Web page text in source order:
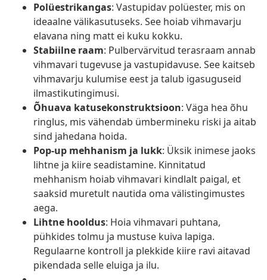
Polüestrikangas: Vastupidav polüester, mis on
ideaalne välikasutuseks. See hoiab vihmavarju
elavana ning matt ei kuku kokku.
Stabiilne raam: Pulbervärvitud terasraam annab
vihmavari tugevuse ja vastupidavuse. See kaitseb
vihmavarju kulumise eest ja talub igasuguseid
ilmastikutingimusi.
Õhuava katusekonstruktsioon: Väga hea õhu
ringlus, mis vähendab ümbermineku riski ja aitab
sind jahedana hoida.
Pop-up mehhanism ja lukk: Üksik inimese jaoks
lihtne ja kiire seadistamine. Kinnitatud
mehhanism hoiab vihmavari kindlalt paigal, et
saaksid muretult nautida oma välistingimustes
aega.
Lihtne hooldus: Hoia vihmavari puhtana,
pühkides tolmu ja mustuse kuiva lapiga.
Regulaarne kontroll ja plekkide kiire ravi aitavad
pikendada selle eluiga ja ilu.